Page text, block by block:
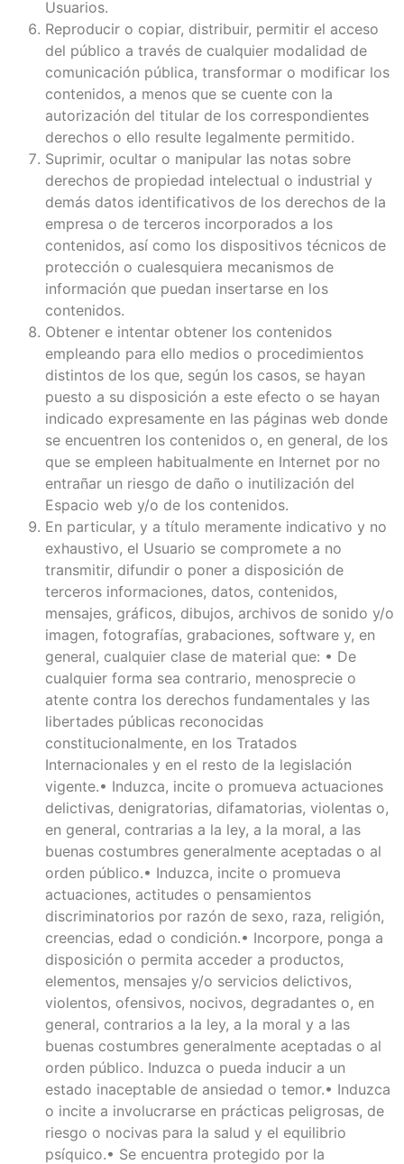
Usuarios.
Reproducir o copiar, distribuir, permitir el acceso
del público a través de cualquier modalidad de
comunicación pública, transformar o modificar los
contenidos, a menos que se cuente con la
autorización del titular de los correspondientes
derechos o ello resulte legalmente permitido.
Suprimir, ocultar o manipular las notas sobre
derechos de propiedad intelectual o industrial y
demás datos identificativos de los derechos de la
empresa o de terceros incorporados a los
contenidos, así como los dispositivos técnicos de
protección o cualesquiera mecanismos de
información que puedan insertarse en los
contenidos.
Obtener e intentar obtener los contenidos
empleando para ello medios o procedimientos
distintos de los que, según los casos, se hayan
puesto a su disposición a este efecto o se hayan
indicado expresamente en las páginas web donde
se encuentren los contenidos o, en general, de los
que se empleen habitualmente en Internet por no
entrañar un riesgo de daño o inutilización del
Espacio web y/o de los contenidos.
En particular, y a título meramente indicativo y no
exhaustivo, el Usuario se compromete a no
transmitir, difundir o poner a disposición de
terceros informaciones, datos, contenidos,
mensajes, gráficos, dibujos, archivos de sonido y/o
imagen, fotografías, grabaciones, software y, en
general, cualquier clase de material que: • De
cualquier forma sea contrario, menosprecie o
atente contra los derechos fundamentales y las
libertades públicas reconocidas
constitucionalmente, en los Tratados
Internacionales y en el resto de la legislación
vigente.• Induzca, incite o promueva actuaciones
delictivas, denigratorias, difamatorias, violentas o,
en general, contrarias a la ley, a la moral, a las
buenas costumbres generalmente aceptadas o al
orden público.• Induzca, incite o promueva
actuaciones, actitudes o pensamientos
discriminatorios por razón de sexo, raza, religión,
creencias, edad o condición.• Incorpore, ponga a
disposición o permita acceder a productos,
elementos, mensajes y/o servicios delictivos,
violentos, ofensivos, nocivos, degradantes o, en
general, contrarios a la ley, a la moral y a las
buenas costumbres generalmente aceptadas o al
orden público. Induzca o pueda inducir a un
estado inaceptable de ansiedad o temor.• Induzca
o incite a involucrarse en prácticas peligrosas, de
riesgo o nocivas para la salud y el equilibrio
psíquico.• Se encuentra protegido por la